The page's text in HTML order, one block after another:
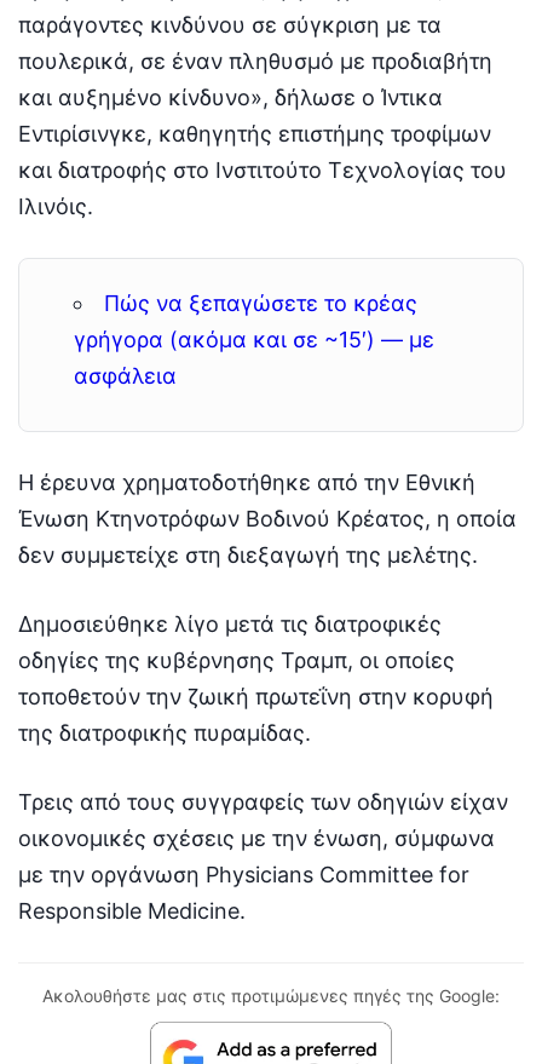
παράγοντες κινδύνου σε σύγκριση με τα
πουλερικά, σε έναν πληθυσμό με προδιαβήτη
και αυξημένο κίνδυνο», δήλωσε ο Ίντικα
Εντιρίσινγκε, καθηγητής επιστήμης τροφίμων
και διατροφής στο Ινστιτούτο Τεχνολογίας του
Ιλινόις.
Πώς να ξεπαγώσετε το κρέας
γρήγορα (ακόμα και σε ~15′) — με
ασφάλεια
Η έρευνα χρηματοδοτήθηκε από την Εθνική
Ένωση Κτηνοτρόφων Βοδινού Κρέατος, η οποία
δεν συμμετείχε στη διεξαγωγή της μελέτης.
Δημοσιεύθηκε λίγο μετά τις διατροφικές
οδηγίες της κυβέρνησης Τραμπ, οι οποίες
τοποθετούν την ζωική πρωτεΐνη στην κορυφή
της διατροφικής πυραμίδας.
Τρεις από τους συγγραφείς των οδηγιών είχαν
οικονομικές σχέσεις με την ένωση, σύμφωνα
με την οργάνωση Physicians Committee for
Responsible Medicine.
Ακολουθήστε μας στις προτιμώμενες πηγές της Google: